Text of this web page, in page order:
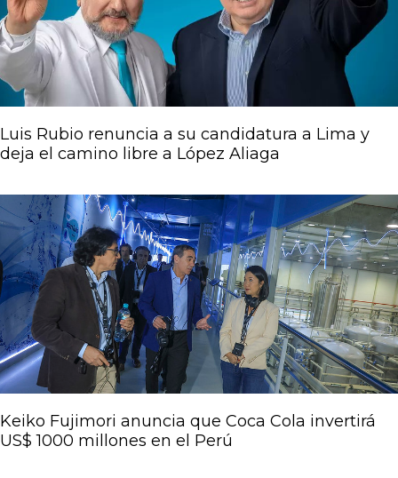
Luis Rubio renuncia a su candidatura a Lima y
deja el camino libre a López Aliaga
Keiko Fujimori anuncia que Coca Cola invertirá
US$ 1000 millones en el Perú